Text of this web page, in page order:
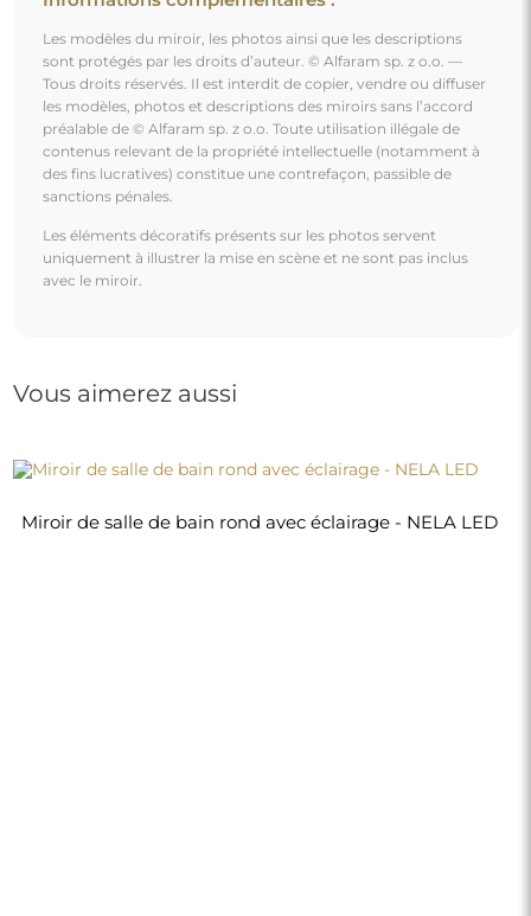
Les modèles du miroir, les photos ainsi que les descriptions
sont protégés par les droits d’auteur. © Alfaram sp. z o.o. —
Tous droits réservés. Il est interdit de copier, vendre ou diffuser
les modèles, photos et descriptions des miroirs sans l’accord
préalable de © Alfaram sp. z o.o. Toute utilisation illégale de
contenus relevant de la propriété intellectuelle (notamment à
des fins lucratives) constitue une contrefaçon, passible de
sanctions pénales.
Les éléments décoratifs présents sur les photos servent
uniquement à illustrer la mise en scène et ne sont pas inclus
avec le miroir.
Vous aimerez aussi
Miroir de salle de bain rond avec éclairage - NELA LED